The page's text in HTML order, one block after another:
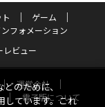
ゲーム
ンフォメーション
レビュー
運営会社
電子版について
のために、
しています。これ